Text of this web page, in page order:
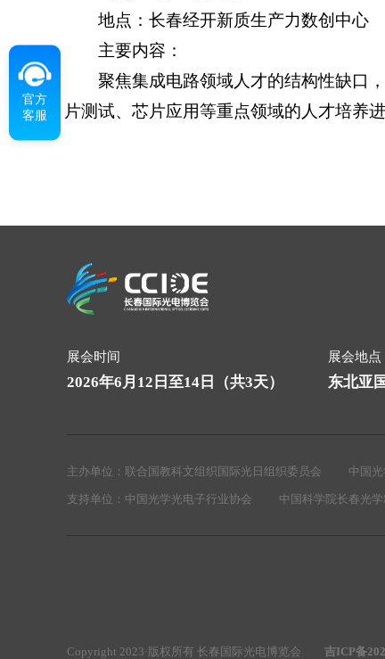
地点：长春经开新质生产力数创中心
主要内容：
聚焦集成电路领域人才的结构性缺口
片测试、芯片应用等重点领域的人才培养进
官方
客服
展会时间
2026年6月12日至14日（共3天）
展会地点
东北亚
主办单位： 联合国教科文组织国际光日组织委员会 中国
支持单位： 中国光学光电子行业协会 中国科学院长春光
Copyright 2023·版权所有 长春国际光电博览会 吉ICP备